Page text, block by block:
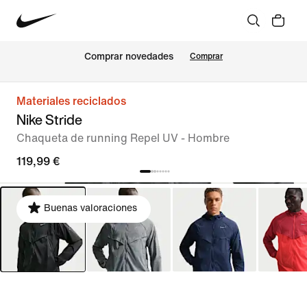
Comprar novedades Comprar
Materiales reciclados
Nike Stride
Chaqueta de running Repel UV - Hombre
119,99 €
Buenas valoraciones